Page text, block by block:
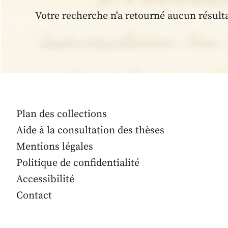
Votre recherche n'a retourné aucun
Plan des collections
Aide à la consultation des thèses
Mentions légales
Politique de confidentialité
Accessibilité
Contact